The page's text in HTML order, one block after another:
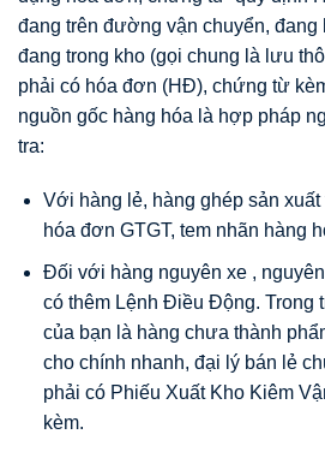
đang trên đường vận chuyển, đang
đang trong kho (gọi chung là lưu
phải có hóa đơn (HĐ), chứng từ
nguồn gốc hàng hóa là hợp pháp
tra:
Với hàng lẻ, hàng ghép sản
hóa đơn GTGT, tem nhãn hàng
Đối với hàng nguyên xe ,
có thêm Lệnh Điều Động. Trong
của bạn là hàng chưa thành
cho chính nhanh, đại lý bán lẻ
phải có Phiếu Xuất Kho Kiêm
kèm.